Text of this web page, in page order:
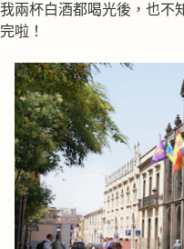
我兩杯白酒都喝光後，也不
完啦！